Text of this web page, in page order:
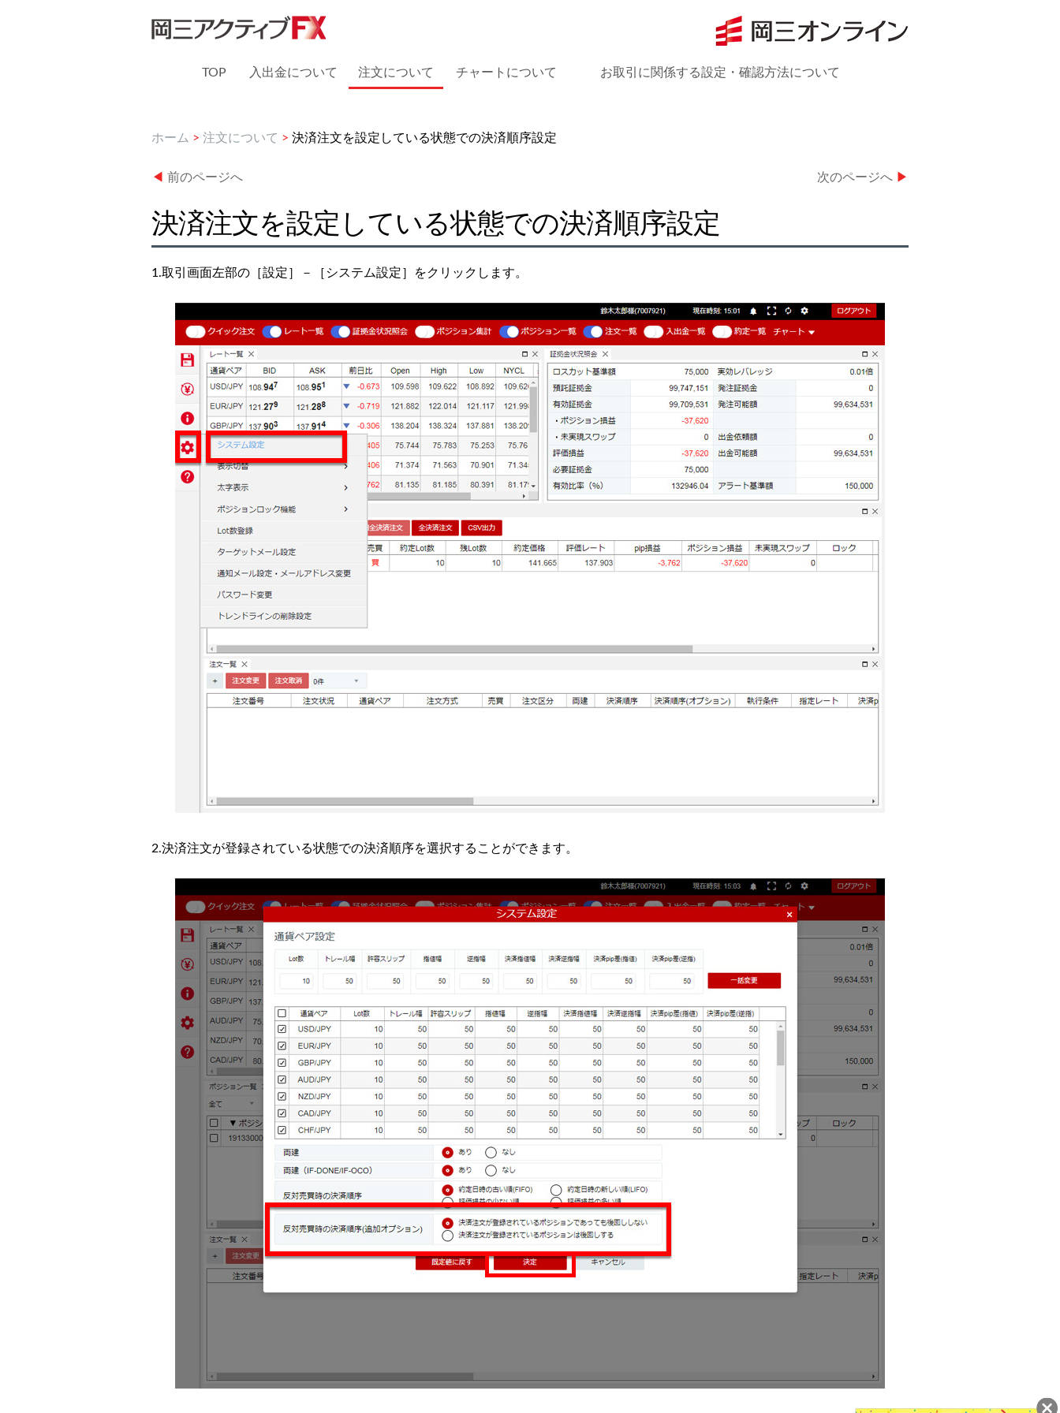
TOP 入出金について 注文について チャートについて お取引に関係する設定・確認方法について
ホーム > 注文について > 決済注文を設定している状態での決済順序設定
◀ 前のページへ 次のページへ ▶
決済注文を設定している状態での決済順序設定
1.取引画面左部の［設定］－［システム設定］をクリックします。
2.決済注文が登録されている状態での決済順序を選択することができます。